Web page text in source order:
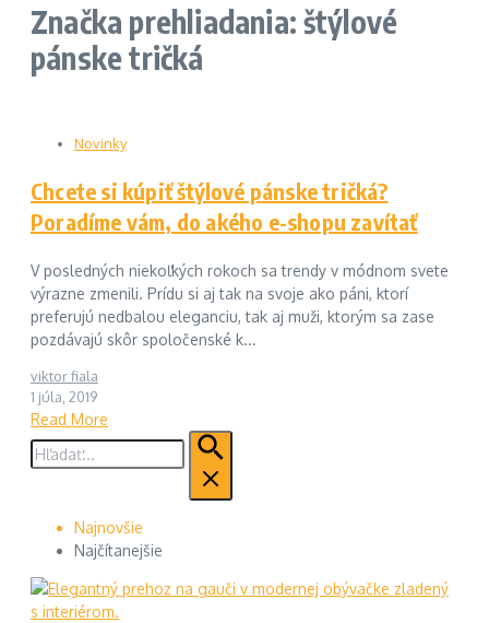
Značka prehliadania: štýlové
pánske tričká
Novinky
Chcete si kúpiť štýlové pánske tričká?
Poradíme vám, do akého e-shopu zavítať
V posledných niekoľkých rokoch sa trendy v módnom svete
výrazne zmenili. Prídu si aj tak na svoje ako páni, ktorí
preferujú nedbalou eleganciu, tak aj muži, ktorým sa zase
pozdávajú skôr spoločenské k...
viktor fiala
1 júla, 2019
Read More
Hľadať:
Najnovšie
Najčítanejšie